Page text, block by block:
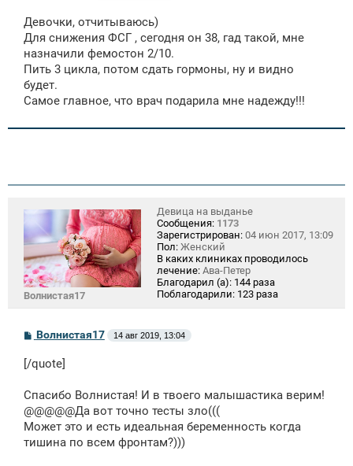
б
щ
н
и
Девочки, отчитываюсь)
Для снижения ФСГ , сегодня он 38, гад такой, мне
назначили фемостон 2/10.
Пить 3 цикла, потом сдать гормоны, ну и видно
будет.
Самое главное, что врач подарила мне надежду!!!
Волнистая17
Девица на выданье
Сообщения: 1173
Зарегистрирован: 04 июн 2017, 13:09
Пол: Женский
В каких клиниках проводилось
лечение: Ава-Петер
Благодарил (а): 144 раза
Поблагодарили: 123 раза
С
б
н
и
е
Волнистая17 14 авг 2019, 13:04
[/quote]
Спасибо Волнистая! И в твоего малышастика верим!
@@@@@Да вот точно тесты зло(((
Может это и есть идеальная беременность когда
тишина по всем фронтам?)))